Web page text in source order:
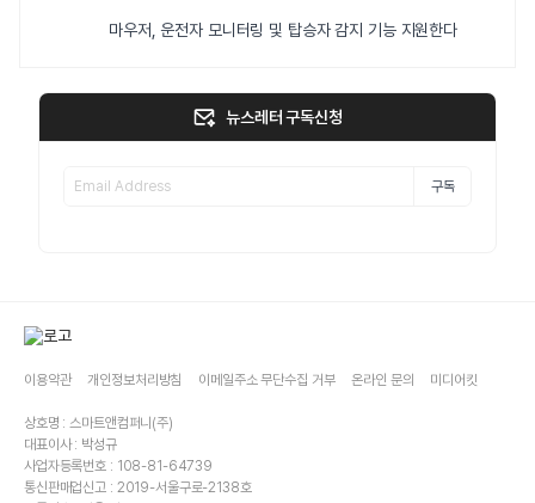
마우저, 운전자 모니터링 및 탑승자 감지 기능 지원한다
뉴스레터 구독신청
구독
이용약관 개인정보처리방침 이메일주소 무단수집 거부 온라인 문의 미디어킷
상호명 : 스마트앤컴퍼니(주)
대표이사 : 박성규
사업자등록번호 : 108-81-64739
통신판매업신고 : 2019-서울구로-2138호